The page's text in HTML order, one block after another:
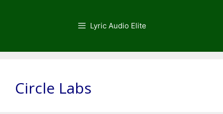
Lyric Audio Elite
Circle Labs